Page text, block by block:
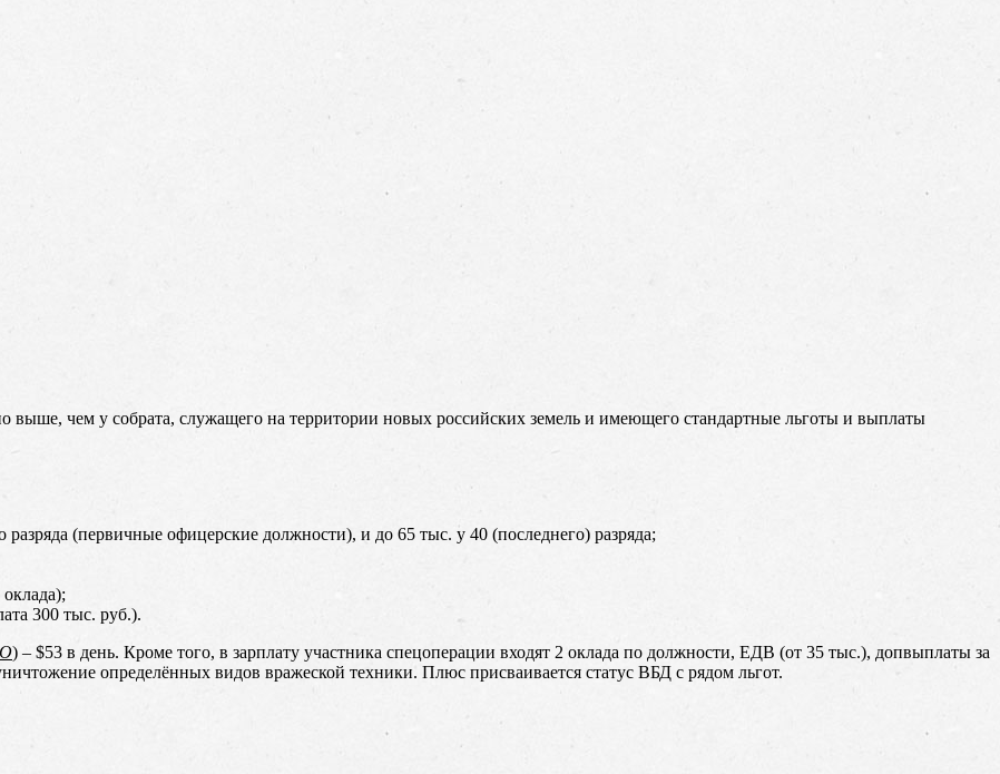
выше, чем у собрата, служащего на территории новых российских земель и имеющего стандартные льготы и выплаты
разряда (первичные офицерские должности), и до 65 тыс. у 40 (последнего) разряда;
300 тыс. руб.).
) – $53 в день. Кроме того, в зарплату участника спецоперации входят 2 оклада по должности, ЕДВ (от 35 тыс.), допвыплаты за
определённых видов вражеской техники. Плюс присваивается статус ВБД с рядом льгот.